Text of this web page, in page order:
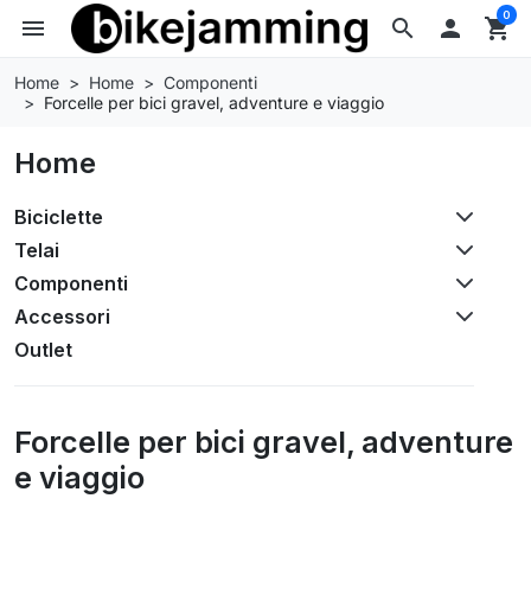
search
menu  shopping_cart
0
Home Home
Componenti
Forcelle per bici gravel, adventure e viaggio
Home
Biciclette
Telai
Componenti
Accessori
Outlet
Forcelle per bici gravel, adventure
e viaggio